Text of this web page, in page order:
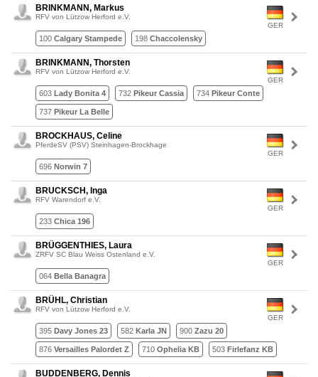
GER
BRINKMANN, Markus
RFV von Lützow Herford e.V.
100 Calgary Stampede 198 Chaccolensky
GER
BRINKMANN, Thorsten
RFV von Lützow Herford e.V.
603 Lady Bonita 4 732 Pikeur Cassia 734 Pikeur Conte
737 Pikeur La Belle
GER
BROCKHAUS, Celine
PferdeSV (PSV) Steinhagen-Brockhage
696 Norwin 7
GER
BRUCKSCH, Inga
RFV Warendorf e.V.
233 Chica 196
GER
BRÜGGENTHIES, Laura
ZRFV SC Blau Weiss Ostenland e.V.
064 Bella Banagra
GER
BRÜHL, Christian
RFV von Lützow Herford e.V.
395 Davy Jones 23 582 Karla JN 900 Zazu 20
876 Versailles Palordet Z 710 Ophelia KB 503 Firlefanz KB
BUDDENBERG, Dennis